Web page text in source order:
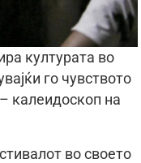
културата во
го чувството
калеидоскоп на
во своето